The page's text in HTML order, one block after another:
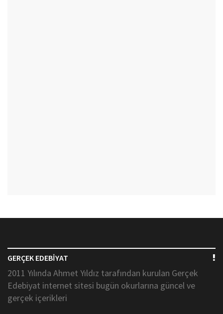
GERÇEK EDEBİYAT
2011 Yılında Ahmet Yıldız tarafından kurulan Gerçek
Edebiyat internet sitesi bugün okurlarına güncel ve
gerçek içerikleri